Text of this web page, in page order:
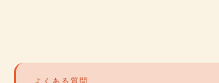
よくある質問